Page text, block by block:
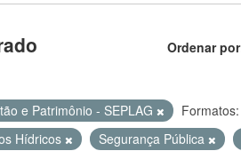
Ordenar por
e Patrimônio - SEPLAG
Formatos:
Hídricos Segurança Pública